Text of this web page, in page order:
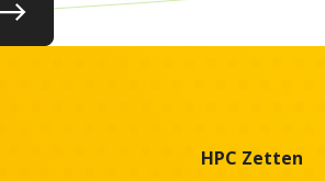
HPC Zetten